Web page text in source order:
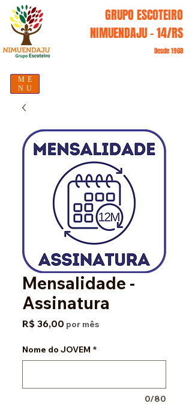
GRUPO ESCOTEIRO
NIMUENDAJU - 14/RS
Desde 1968
ME
NU
Mensalidade -
Assinatura
R$ 36,00 Preço
por mês
Nome do JOVEM *
0/80